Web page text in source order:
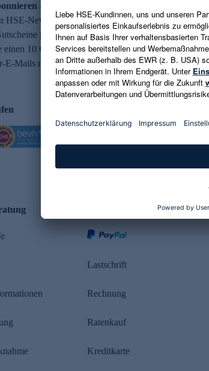
– 10 € Gutschein erhalten
HSE-Newsletter abonnieren und aktuelle Trends,
per E-Mail erhalten. Als Dankeschön
einen 10 € Gutschein. Eine Abmeldung ist jederzeit in
E-Mails möglich.
Lastschrift
Rechnung
Ratenkauf
Kreditkarte